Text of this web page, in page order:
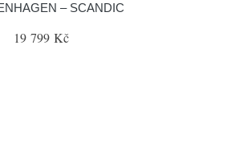
– SCANDIC
19 799 Kč